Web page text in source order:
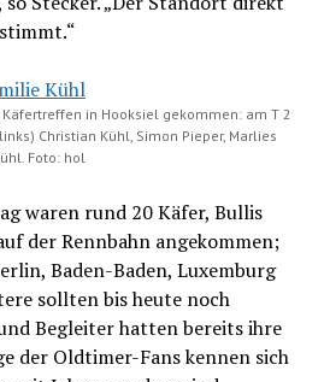
in Hooksiel gekommen: am T 2
Christian Kühl, Simon Pieper, Marlies
Foto: hol
waren rund 20 Käfer, Bullis
der Rennbahn angekommen;
Baden-Baden, Luxemburg
sollten bis heute noch
Begleiter hatten bereits ihre
der Oldtimer-Fans kennen sich